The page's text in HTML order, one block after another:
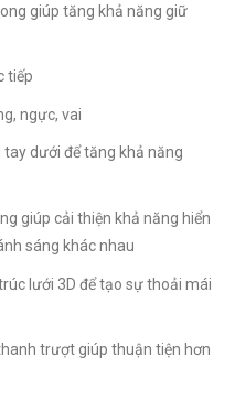
giúp tăng khả năng giữ
tiếp
ngực, vai
dưới để tăng khả năng
giúp cải thiện khả năng hiển
sáng khác nhau
lưới 3D để tạo sự thoải mái
trượt giúp thuận tiện hơn